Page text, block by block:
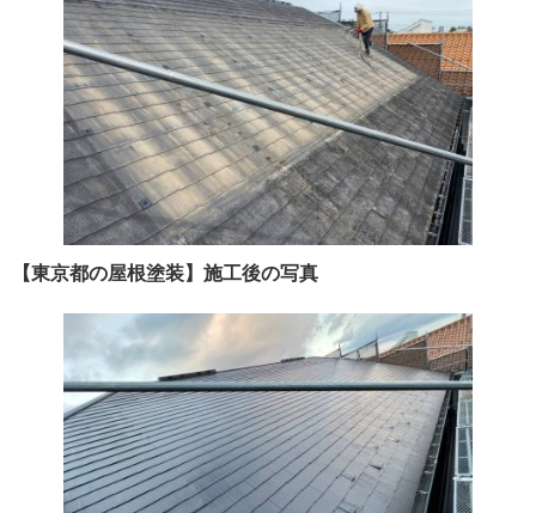
【東京都の屋根塗装】施工後の写真